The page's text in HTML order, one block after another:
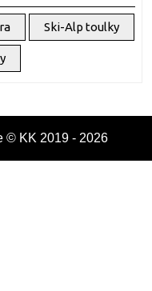
Ski-Alp toulky
© KK 2019 - 2026